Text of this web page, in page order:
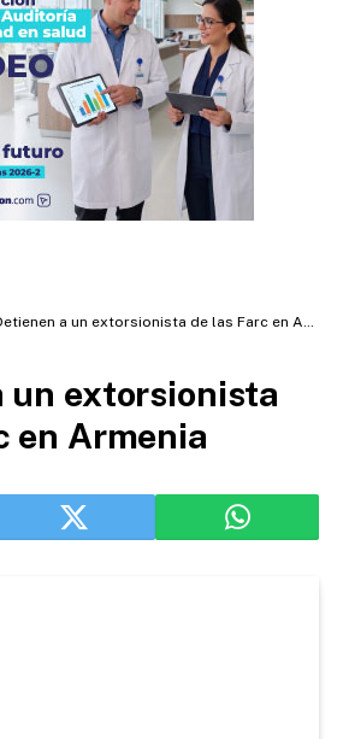
a un extorsionista de las Farc en Armenia
un extorsionista
en Armenia